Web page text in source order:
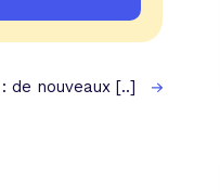
de nouveaux [..]